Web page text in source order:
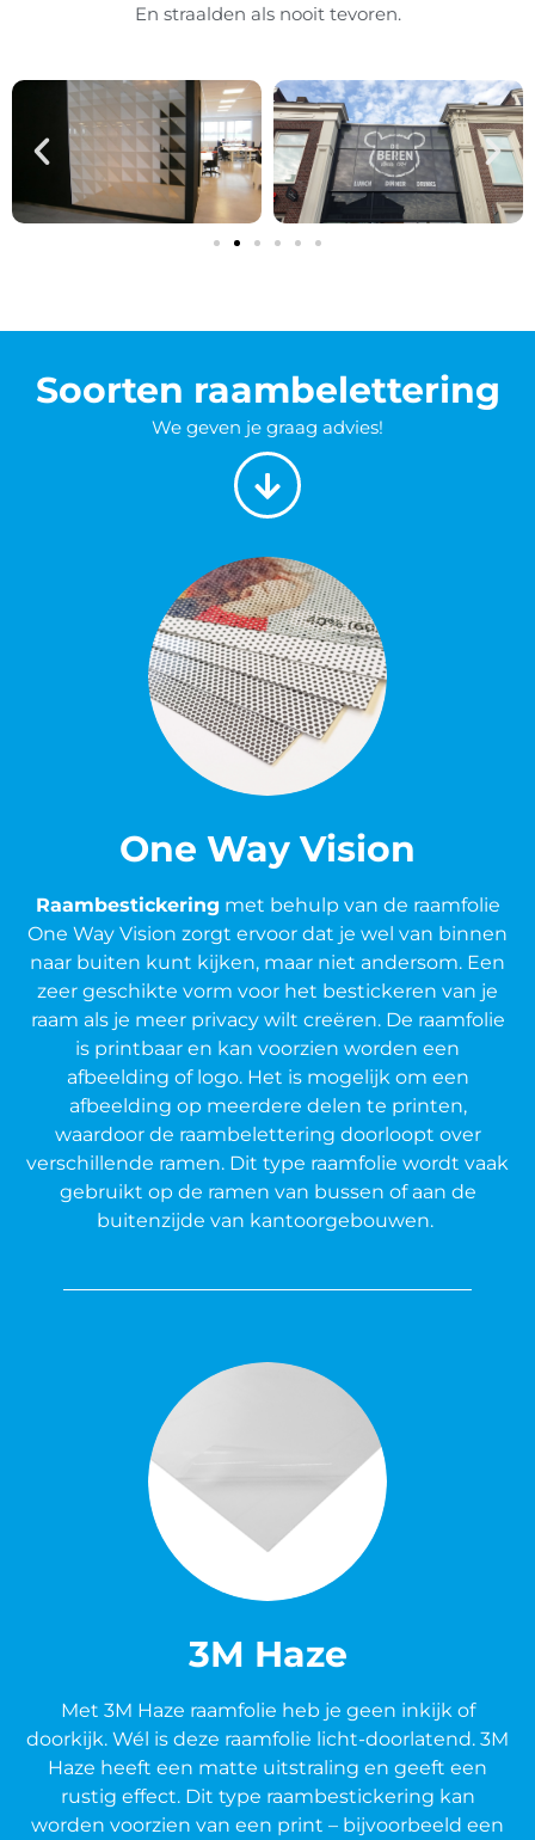
En straalden als nooit tevoren.
Soorten raambelettering
We geven je graag advies!
One Way Vision
Raambestickering met behulp van de raamfolie
One Way Vision zorgt ervoor dat je wel van binnen
naar buiten kunt kijken, maar niet andersom. Een
zeer geschikte vorm voor het bestickeren van je
raam als je meer privacy wilt creëren. De raamfolie
is printbaar en kan voorzien worden een
afbeelding of logo. Het is mogelijk om een
afbeelding op meerdere delen te printen,
waardoor de raambelettering doorloopt over
verschillende ramen. Dit type raamfolie wordt vaak
gebruikt op de ramen van bussen of aan de
buitenzijde van kantoorgebouwen.
3M Haze
Met 3M Haze raamfolie heb je geen inkijk of
doorkijk. Wél is deze raamfolie licht-doorlatend. 3M
Haze heeft een matte uitstraling en geeft een
rustig effect. Dit type raambestickering kan
worden voorzien van een print – bijvoorbeeld een